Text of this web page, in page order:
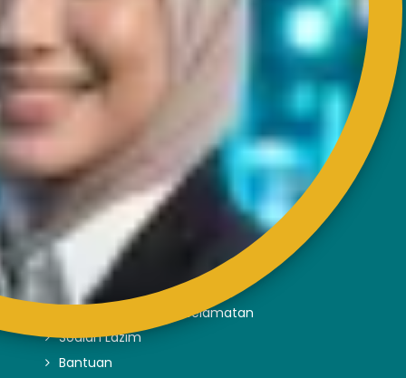
Bangunan RISDA
Km 7, Jalan Ampang,
Karung Berkunci 11067,
50990 Kuala Lumpur.
Faks : +603- 4257 6726
PAUTAN LUAR
Penafian
Dasar Privasi dan Keselamatan
Soalan Lazim
Bantuan